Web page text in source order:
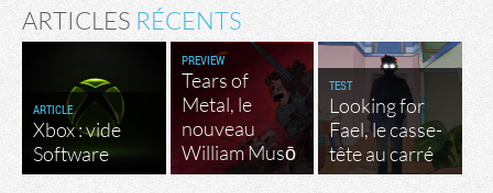
ARTICLES RÉCENTS
ARTICLE
Xbox : vide
Software
PREVIEW
Tears of
Metal, le
nouveau
William Musō
TEST
Looking for
Fael, le casse-
tête au carré